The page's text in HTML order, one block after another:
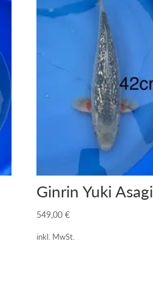
Ginrin Yuki Asagi
549,00€
inkl. MwSt.